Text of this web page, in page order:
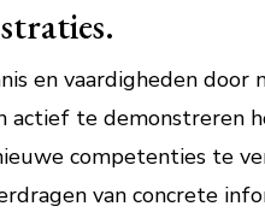
en vaardigheden door
te demonstreren
competenties te
van concrete